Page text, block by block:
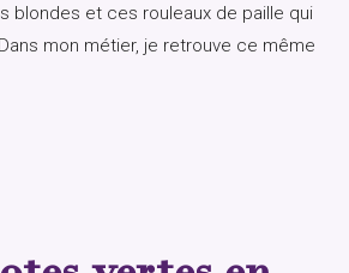
blondes et ces rouleaux de paille qui
mon métier, je retrouve ce même